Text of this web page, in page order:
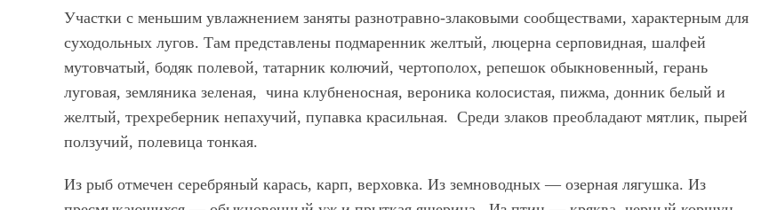
Участки с меньшим увлажнением заняты разнотравно-злаковыми сообществами, характерным для
суходольных лугов. Там представлены подмаренник желтый, люцерна серповидная, шалфей
мутовчатый, бодяк полевой, татарник колючий, чертополох, репешок обыкновенный, герань
луговая, земляника зеленая, чина клубненосная, вероника колосистая, пижма, донник белый и
желтый, трехреберник непахучий, пупавка красильная. Среди злаков преобладают мятлик, пырей
ползучий, полевица тонкая.
Из рыб отмечен серебряный карась, карп, верховка. Из земноводных — озерная лягушка. Из